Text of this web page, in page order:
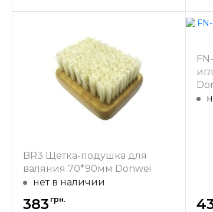
Бренд
Donwei
производитель
BR3 Щетка-подушка для
валяния 70*90мм Donwei
нет в наличии
383 грн.